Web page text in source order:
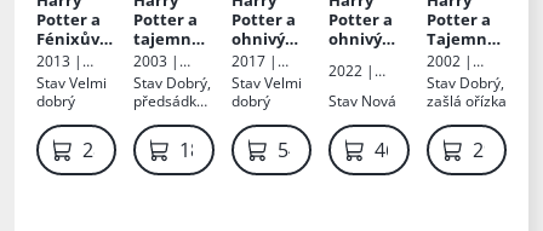
Potter a
Fénixův
řád
2013 |
Albatros
StavVelmi
dobrý
289 Kč
Př.
Vladimír
Medek
Potter a
tajemná
komnata
2003 |
Albatros
Stav Dobrý,
předsádka
desky
prasklé 189 Kč
Medek
Potter a
ohnivý
pohár
2017 |
Albatros
StavVelmi
dobrý
549 Kč
Medek
Potter a
ohnivý
2022 |
Stav Nová
469 Kč
Př.
Vladimír
Medek
Potter a
Tajemná
komnata
: 2 díl
2002 |
Albatros
Stav Dobrý,
zašlá ořízka
299 Kč